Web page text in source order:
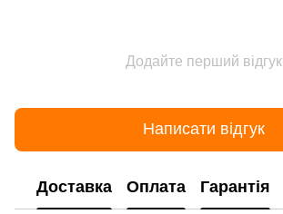
Додайте перший відгук
Написати відгук
Доставка Оплата Гарантія